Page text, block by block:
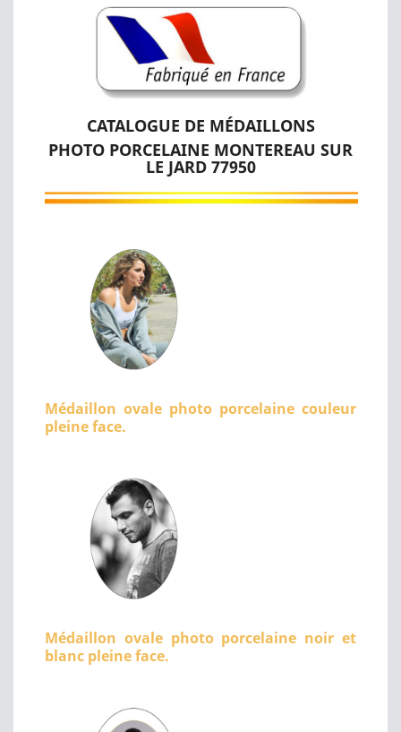
CATALOGUE DE MÉDAILLONS
PHOTO PORCELAINE MONTEREAU SUR
LE JARD 77950
Médaillon ovale photo porcelaine couleur
pleine face.
Médaillon ovale photo porcelaine noir et
blanc pleine face.